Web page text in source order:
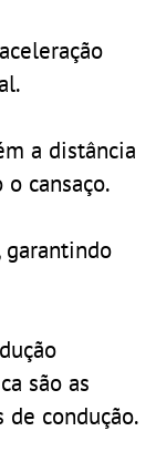
a distância
cansaço.
são as
condução.